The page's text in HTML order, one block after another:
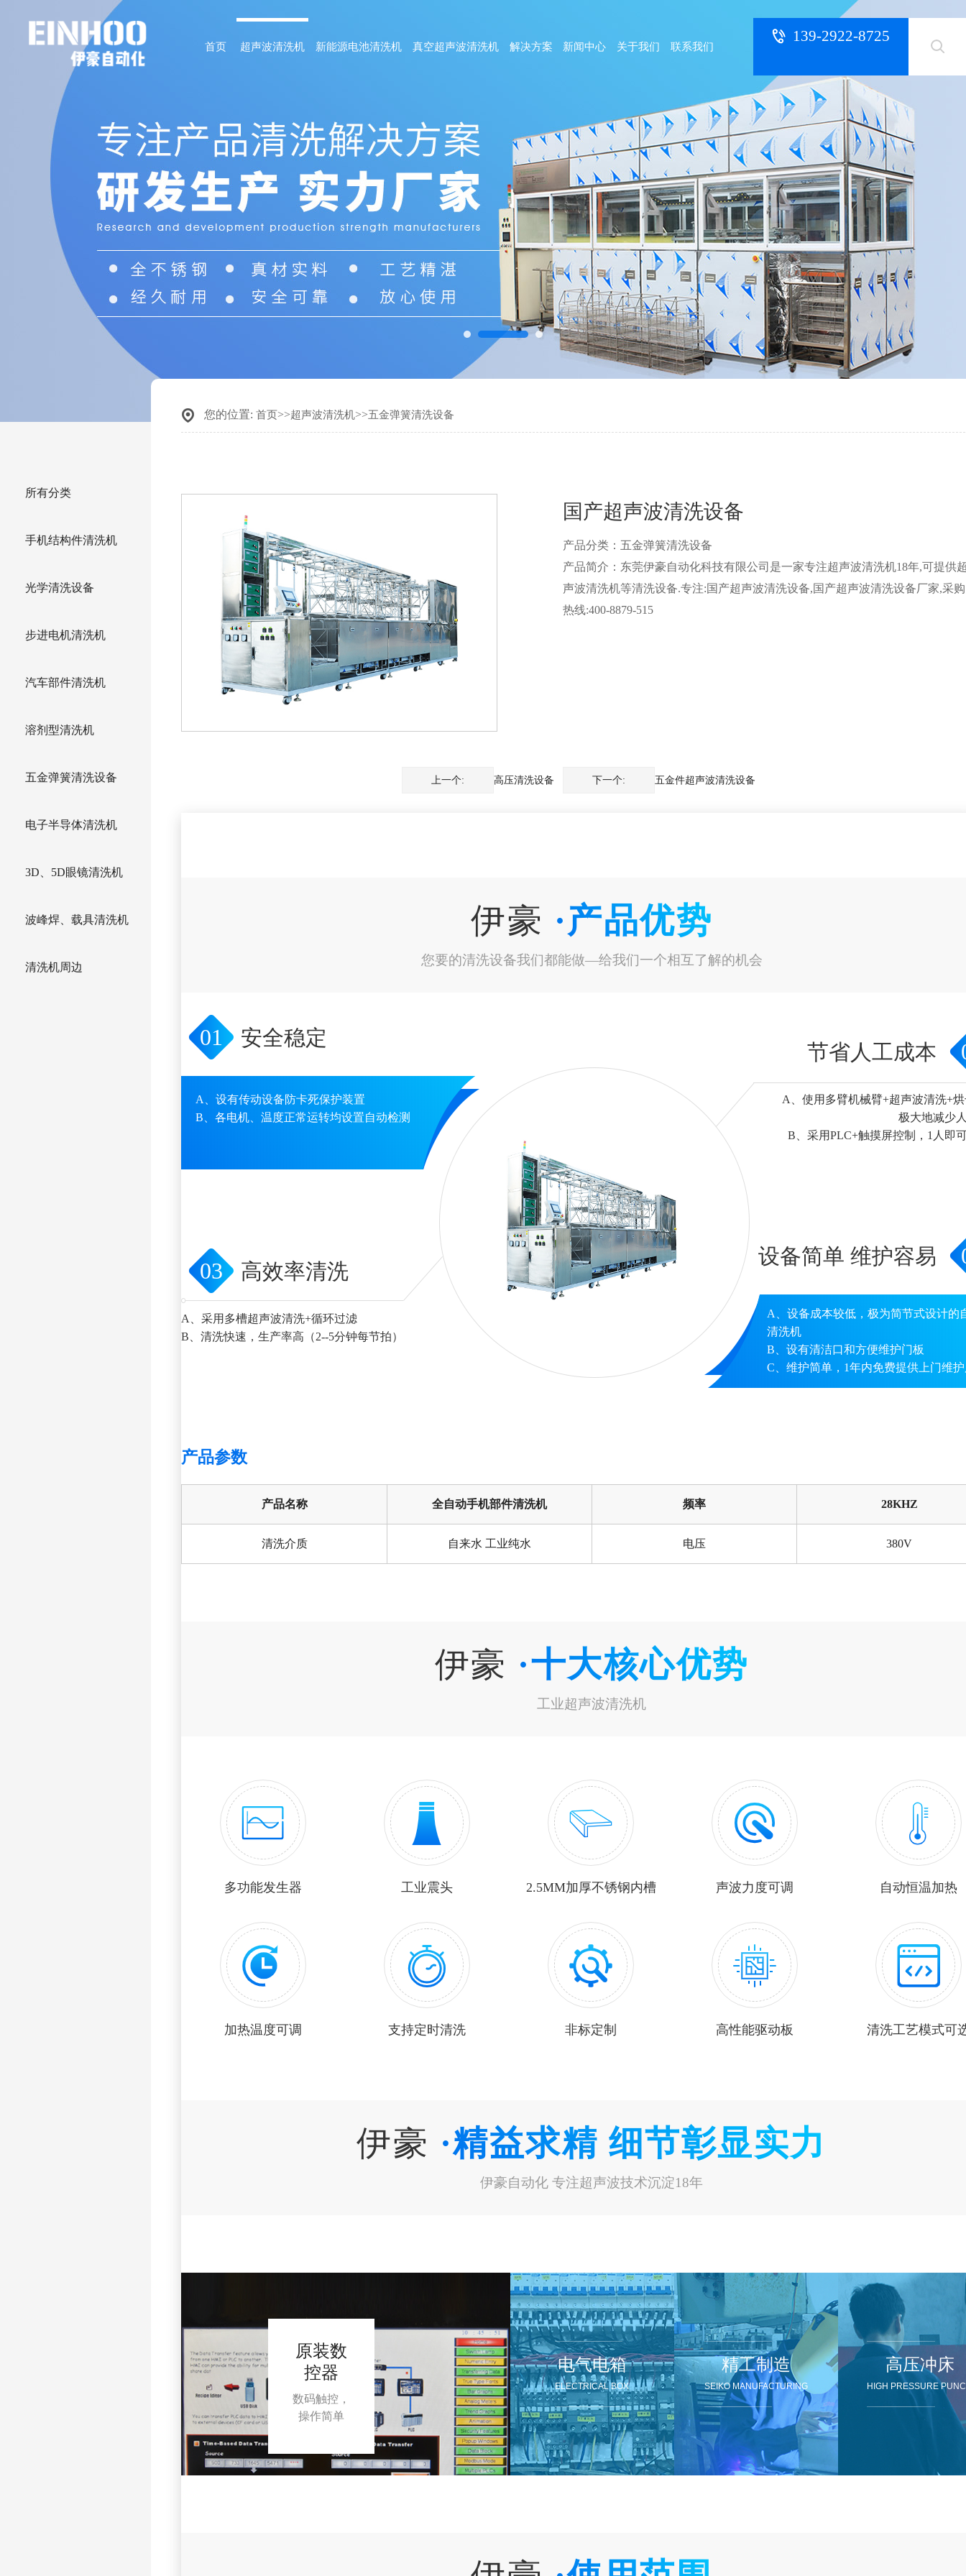
139-2922-8725
首页 超声波清洗机 新能源电池清洗机 真空超声波清洗机 解决方案 新闻中心 关于我们 联系我们
所有分类
手机结构件清洗机
光学清洗设备
步进电机清洗机
汽车部件清洗机
溶剂型清洗机
五金弹簧清洗设备
电子半导体清洗机
3D、5D眼镜清洗机
波峰焊、载具清洗机
清洗机周边
您的位置: 首页>>超声波清洗机>>五金弹簧清洗设备
国产超声波清洗设备
产品分类：五金弹簧清洗设备
产品简介：东莞伊豪自动化科技有限公司是一家专注超声波清洗机18年,可提供
声波清洗机等清洗设备.专注:国产超声波清洗设备,国产超声波清洗设备厂家,采购
热线:400-8879-515
上一个: 高压清洗设备 下一个: 五金件超声波清洗设备
伊豪 ·产品优势
您要的清洗设备我们都能做—给我们一个相互了解的机会
01 安全稳定
A、设有传动设备防卡死保护装置
B、各电机、温度正常运转均设置自动检测
节省人工成本
A、使用多臂机械臂+超声波清洗+
极大地减少
B、采用PLC+触摸屏控制，1人即
03 高效率清洗
A、采用多槽超声波清洗+循环过滤
B、清洗快速，生产率高（2--5分钟每节拍）
设备简单 维护容易
A、设备成本较低，极为简节式设计的
清洗机
B、设有清洁口和方便维护门板
C、维护简单，1年内免费提供上门维
产品参数
产品名称 全自动手机部件清洗机 频率 28KHZ
清洗介质 自来水 工业纯水 电压 380V
伊豪 ·十大核心优势
工业超声波清洗机
多功能发生器 工业震头 2.5MM加厚不锈钢内槽 声波力度可调 自动恒温加热
加热温度可调 支持定时清洗 非标定制 高性能驱动板 清洗工艺模式可
伊豪 ·精益求精 细节彰显实力
伊豪自动化 专注超声波技术沉淀18年
原装数
控器
数码触控，
操作简单
电气电箱
ELECTRICAL BOX
精工制造
SEIKO MANUFACTURING
高压冲床
HIGH PRESSURE